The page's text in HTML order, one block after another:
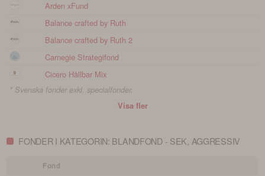
Arden xFund
Balance crafted by Ruth
Balance crafted by Ruth 2
Carnegie Strategifond
Cicero Hållbar Mix
* Svenska fonder exkl. specialfonder.
Visa fler
FONDER I KATEGORIN: BLANDFOND - SEK, AGGRESSIV
Fond